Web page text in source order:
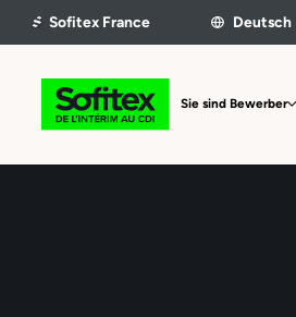
Sie sind Bewerber